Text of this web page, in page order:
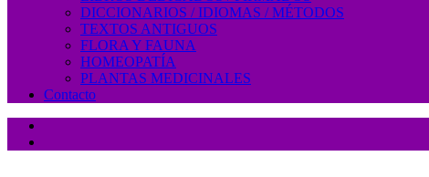
DICCIONARIOS / IDIOMAS / MÉTODOS
TEXTOS ANTIGUOS
FLORA Y FAUNA
HOMEOPATÍA
PLANTAS MEDICINALES
Contacto